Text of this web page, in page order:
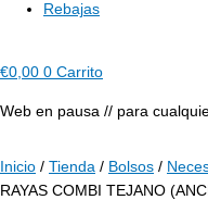
Rebajas
€0,00 0 Carrito
Web en pausa // para
Inicio / Tienda / Bolsos /
RAYAS COMBI TEJANO